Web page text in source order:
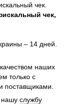
чек.
чек,
– 14 дней.
наших
только с
поставщиками.
нашу службу